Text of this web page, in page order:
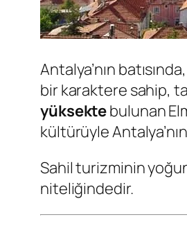
Antalya’nın
bir karaktere sahip,
yüksektebulunan
kültürüyle
Sahil turizminin
niteliğindedir.